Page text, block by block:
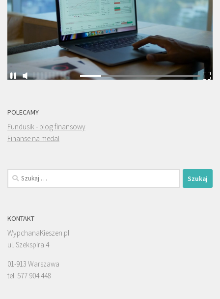
POLECAMY
Fundusik - blog finansowy
Finanse na medal
Szukaj:
KONTAKT
WypchanaKieszen.pl
ul. Szekspira 4
01-913 Warszawa
tel. 577 904 448